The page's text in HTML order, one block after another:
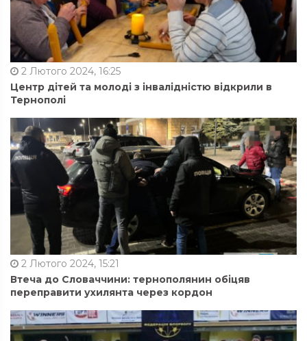
2 Лютого 2024, 16:25
Центр дітей та молоді з інвалідністю відкрили в
Тернополі
2 Лютого 2024, 15:21
Втеча до Словаччини: тернополянин обіцяв
переправити ухилянта через кордон